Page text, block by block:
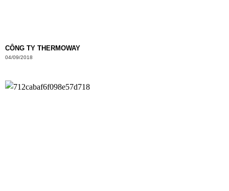
CÔNG TY THERMOWAY
04/09/2018